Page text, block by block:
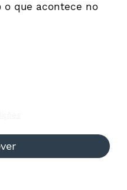
R$ 5,5
publicitário
o que acontece no